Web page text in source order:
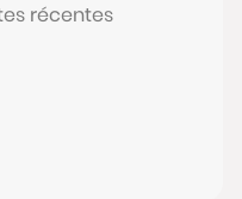
récentes